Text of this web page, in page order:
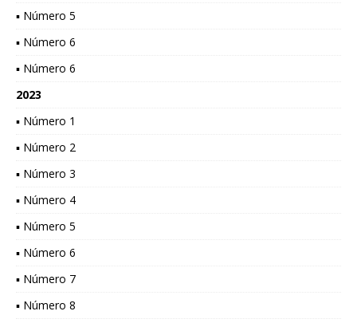
▪ Número 5
▪ Número 6
▪ Número 6
2023
▪ Número 1
▪ Número 2
▪ Número 3
▪ Número 4
▪ Número 5
▪ Número 6
▪ Número 7
▪ Número 8